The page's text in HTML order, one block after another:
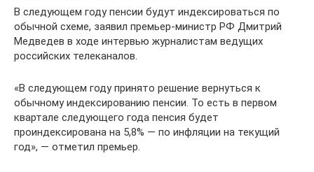
В следующем году пенсии будут индексироваться по
обычной схеме, заявил премьер-министр РФ Дмитрий
Медведев в ходе интервью журналистам ведущих
российских телеканалов.
«В следующем году принято решение вернуться к
обычному индексированию пенсии. То есть в первом
квартале следующего года пенсия будет
проиндексирована на 5,8% — по инфляции на текущий
год», — отметил премьер.